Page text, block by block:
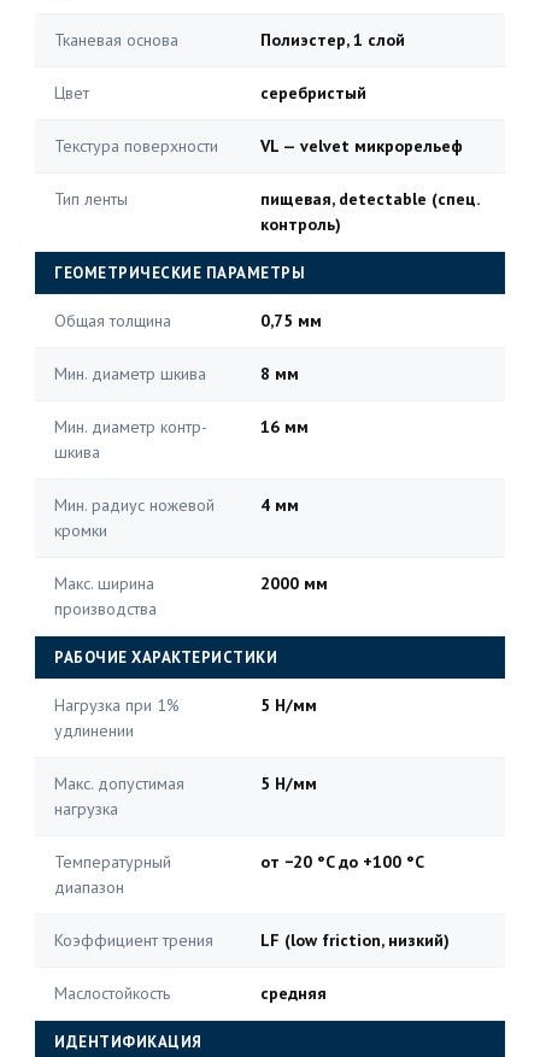
Тканевая основа Полиэстер, 1 слой
Цвет серебристый
Текстура поверхности VL — velvet микрорельеф
Тип ленты
пищевая, detectable (спец.
контроль)
ГЕОМЕТРИЧЕСКИЕ ПАРАМЕТРЫ
Общая толщина 0,75 мм
Мин. диаметр шкива 8 мм
Мин. диаметр контр-
шкива
16 мм
Мин. радиус ножевой
кромки
4 мм
Макс. ширина
производства
2000 мм
РАБОЧИЕ ХАРАКТЕРИСТИКИ
Нагрузка при 1%
удлинении
5 Н/мм
Макс. допустимая
нагрузка
5 Н/мм
Температурный
диапазон
от −20 °C до +100 °C
Коэффициент трения LF (low friction, низкий)
Маслостойкость средняя
ИДЕНТИФИКАЦИЯ